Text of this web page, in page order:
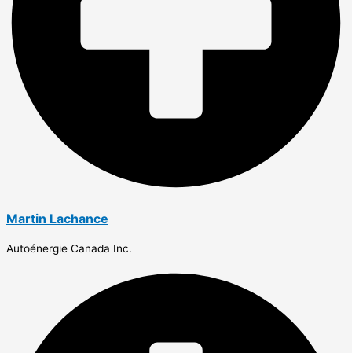
Martin Lachance
Autoénergie Canada Inc.